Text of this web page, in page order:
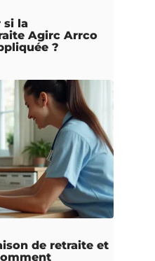
si la
Agirc Arrco
?
de retraite et